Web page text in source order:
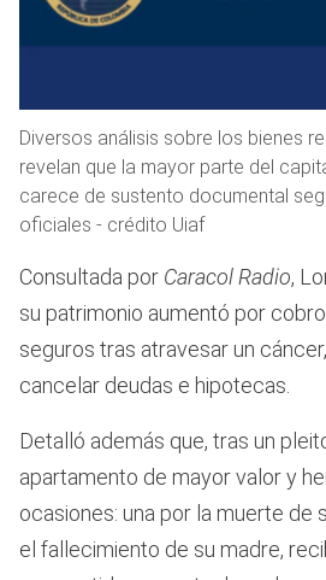
Diversos análisis sobre los bienes
revelan que la mayor parte del
carece de sustento documental
oficiales - crédito Uiaf
Consultada por Caracol Radio,
su patrimonio aumentó por
seguros tras atravesar un
cancelar deudas e hipotecas.
Detalló además que, tras un
apartamento de mayor valor y
ocasiones: una por la muerte de
el fallecimiento de su madre,